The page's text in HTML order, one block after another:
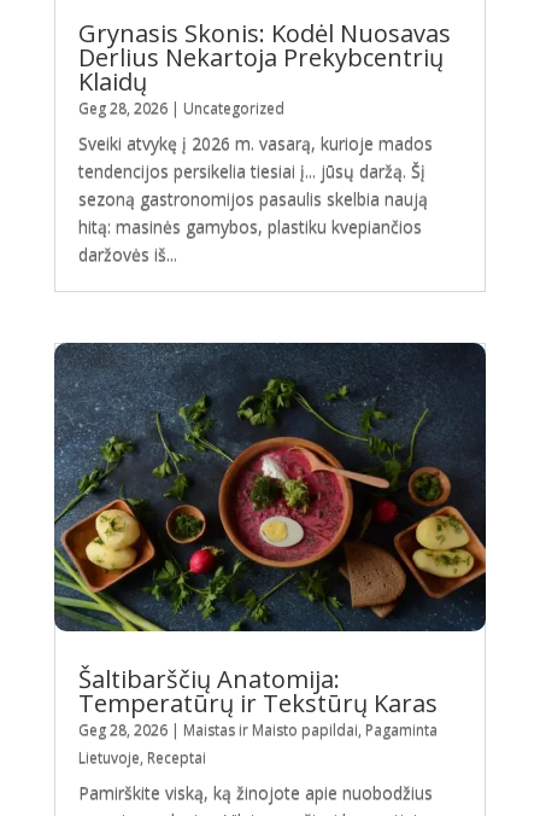
Grynasis Skonis: Kodėl Nuosavas
Derlius Nekartoja Prekybcentrių
Klaidų
Geg 28, 2026| Uncategorized
Sveiki atvykę į 2026 m. vasarą, kurioje mados
tendencijos persikelia tiesiai į... jūsų daržą. Šį
sezoną gastronomijos pasaulis skelbia naują
hitą: masinės gamybos, plastiku kvepiančios
daržovės iš...
Šaltibarščių Anatomija:
Temperatūrų ir Tekstūrų Karas
Geg 28, 2026| Maistas ir Maisto papildai, Pagaminta
Lietuvoje, Receptai
Pamirškite viską, ką žinojote apie nuobodžius